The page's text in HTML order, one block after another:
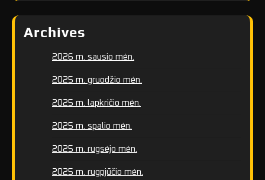
Archives
2026 m. sausio mėn.
2025 m. gruodžio mėn.
2025 m. lapkričio mėn.
2025 m. spalio mėn.
2025 m. rugsėjo mėn.
2025 m. rugpjūčio mėn.